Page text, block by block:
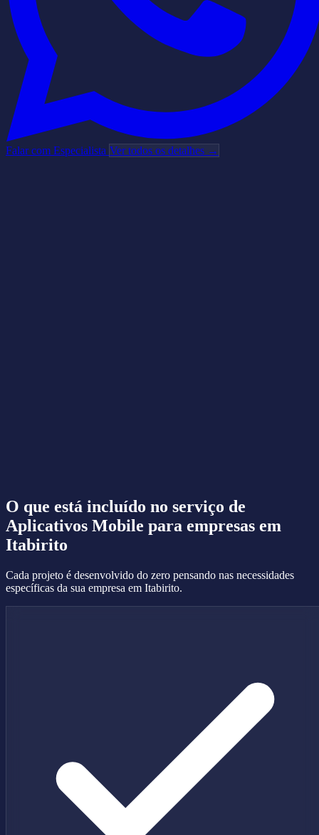
Falar com Especialista Ver todos os detalhes →
O que está incluído no serviço de
Aplicativos Mobile para empresas em
Itabirito
Cada projeto é desenvolvido do zero pensando nas necessidades
específicas da sua empresa em Itabirito.